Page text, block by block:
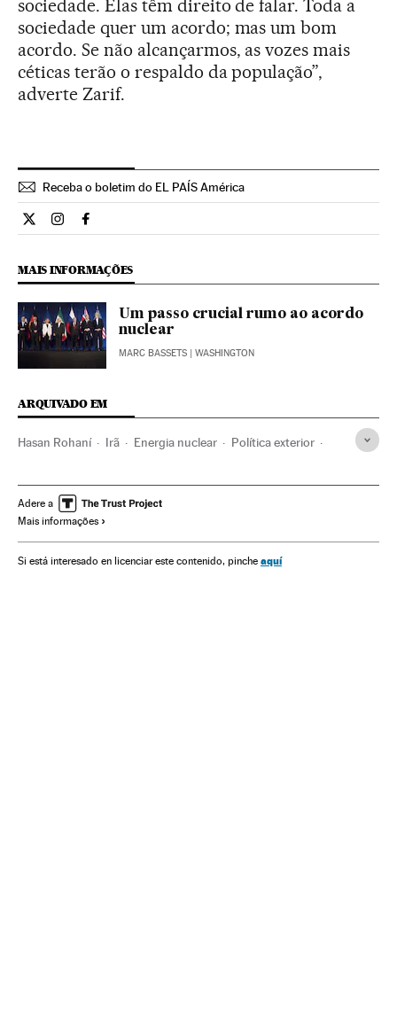
sociedade. Elas têm direito de falar. Toda a
sociedade quer um acordo; mas um bom
acordo. Se não alcançarmos, as vozes mais
céticas terão o respaldo da população”,
adverte Zarif.
Receba o boletim do EL PAÍS América
Internacional El País Brasil en Twitter
Internacional El País Brasil en Instagram
Internacional El País Brasil en Facebook
MAIS INFORMAÇÕES
Um passo crucial rumo ao acordo
nuclear
MARC BASSETS | WASHINGTON
ARQUIVADO EM
Hasan Rohaní Irã Energia nuclear Política exterior
América Relações exteriores
Adere a
Mais informações
Si está interesado en licenciar este contenido, pinche aquí